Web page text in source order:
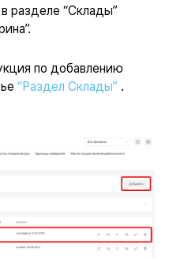
разделе “Склады”
по добавлению
“Раздел Склады” .